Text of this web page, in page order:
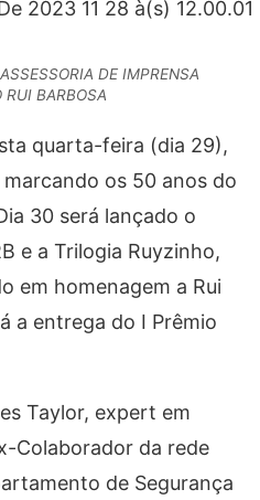
DE IMPRENSA
BARBOSA
quarta-feira (dia 29),
os 50 anos do
30 será lançado o
e a Trilogia Ruyzinho,
em homenagem a Rui
a entrega do I Prêmio
Taylor, expert em
Colaborador da rede
de Segurança